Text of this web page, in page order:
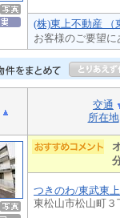
(株)東上不動産 （
お客様のご要望
交通
所在地
つきのわ/東武東
東松山市松山町３